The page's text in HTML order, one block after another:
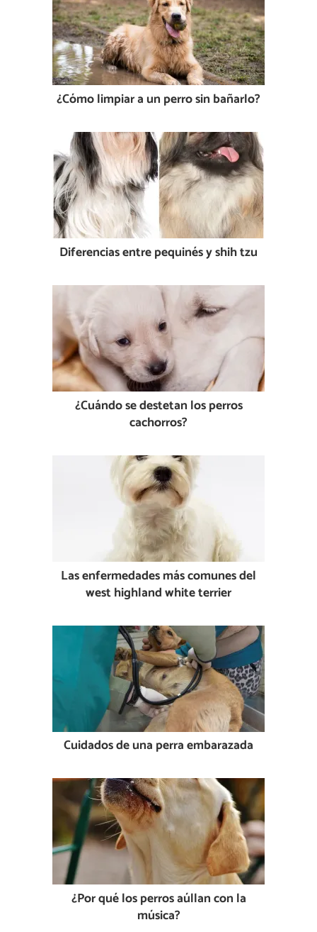
¿Cómo limpiar a un perro sin bañarlo?
Diferencias entre pequinés y shih tzu
¿Cuándo se destetan los perros
cachorros?
Las enfermedades más comunes del
west highland white terrier
Cuidados de una perra embarazada
¿Por qué los perros aúllan con la
música?